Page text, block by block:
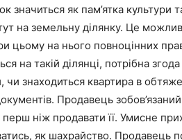
значиться як пам’ятка культури
на земельну ділянку. Це
цьому на нього повноцінних
на такій ділянці, потрібна
чи знаходиться квартира в
Продавець
перш ніж продавати її. Умисне
як шахрайство. Продавець